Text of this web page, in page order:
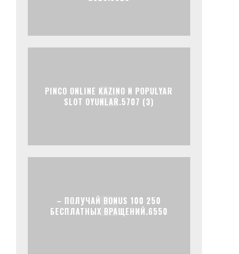
PINCO ONLINE KAZINO N POPULYAR
SLOT OYUNLAR.5707 (3)
– ПОЛУЧАЙ BONUS 100 250
БЕСПЛАТНЫХ ВРАЩЕНИЙ.6550